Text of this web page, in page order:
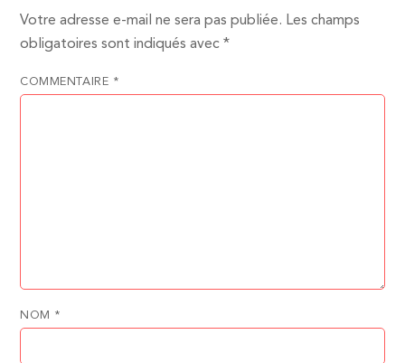
Votre adresse e-mail ne sera pas publiée. Les champs
obligatoires sont indiqués avec*
COMMENTAIRE *
NOM *